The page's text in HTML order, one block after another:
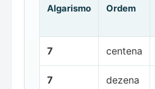
Algarismo Ordem
7 centena
7 dezena